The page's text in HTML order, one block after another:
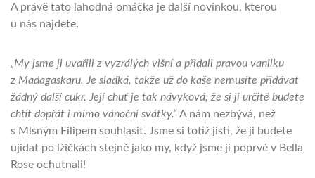
A právě tato lahodná omáčka je další novinkou, kterou
u nás najdete.
„My jsme ji uvařili z vyzrálých višní a přidali pravou vanilku
z Madagaskaru. Je sladká, takže už do kaše nemusíte přidávat
žádný další cukr. Její chuť je tak návyková, že si ji určitě budete
chtít dopřát i mimo vánoční svátky.“ A nám nezbývá, než
s Mlsným Filipem souhlasit. Jsme si totiž jisti, že ji budete
ujídat po lžičkách stejně jako my, když jsme ji poprvé v Bella
Rose ochutnali!